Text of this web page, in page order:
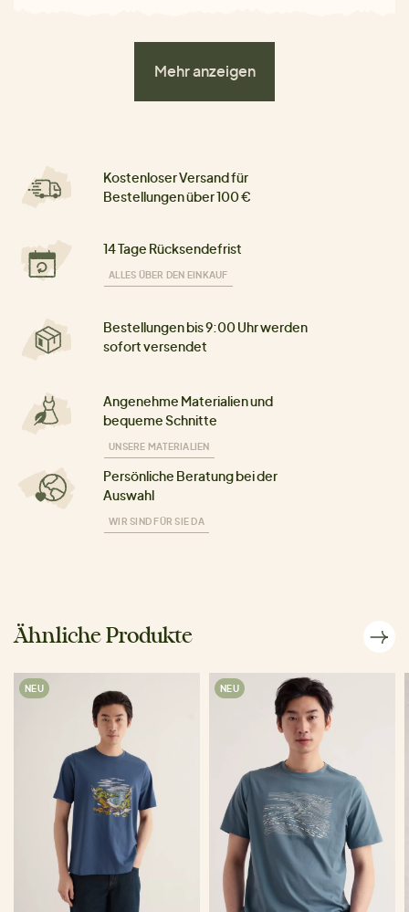
Mehr anzeigen
Kostenloser Versand für
Bestellungen über 100 €
14 Tage Rücksendefrist
ALLES ÜBER DEN EINKAUF
Bestellungen bis 9:00 Uhr werden
sofort versendet
Angenehme Materialien und
bequeme Schnitte
UNSERE MATERIALIEN
Persönliche Beratung bei der
Auswahl
WIR SIND FÜR SIE DA
Ähnliche Produkte
NEU NEU